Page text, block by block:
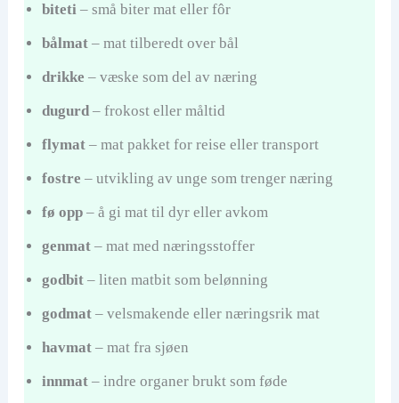
biteti– små biter mat eller fôr
bålmat– mat tilberedt over bål
drikke – væske som del av næring
dugurd– frokost eller måltid
flymat– mat pakket for reise eller transport
fostre – utvikling av unge som trenger næring
fø opp– å gi mat til dyr eller avkom
genmat– mat med næringsstoffer
godbit– liten matbit som belønning
godmat– velsmakende eller næringsrik mat
havmat– mat fra sjøen
innmat– indre organer brukt som føde